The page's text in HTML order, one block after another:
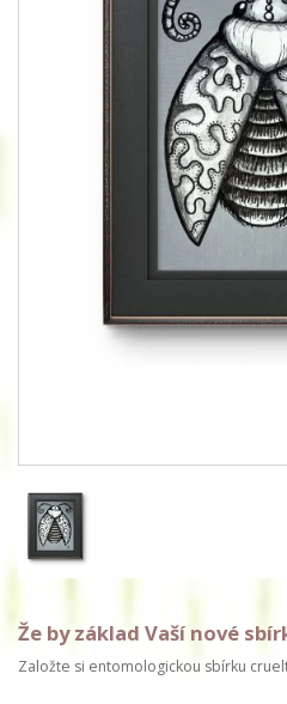
Že by základ Vaší nové
Založte si entomologickou sbírku